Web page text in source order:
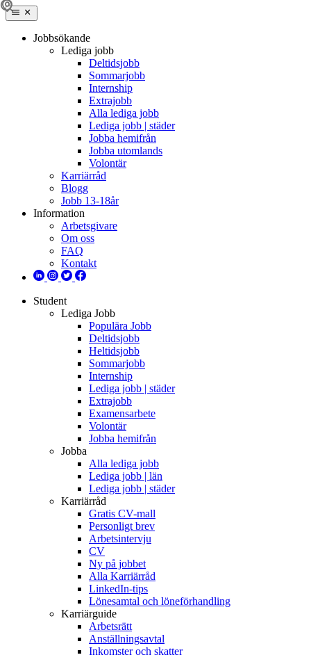
Jobbsökande
Lediga jobb
Deltidsjobb
Sommarjobb
Internship
Extrajobb
Alla lediga jobb
Lediga jobb | städer
Jobba hemifrån
Jobba utomlands
Volontär
Karriärråd
Blogg
Jobb 13-18år
Information
Arbetsgivare
Om oss
FAQ
Kontakt
Student
Lediga Jobb
Populära Jobb
Deltidsjobb
Heltidsjobb
Sommarjobb
Internship
Lediga jobb | städer
Extrajobb
Examensarbete
Volontär
Jobba hemifrån
Jobba
Alla lediga jobb
Lediga jobb | län
Lediga jobb | städer
Karriärråd
Gratis CV-mall
Personligt brev
Arbetsintervju
CV
Ny på jobbet
Alla Karriärråd
LinkedIn-tips
Lönesamtal och löneförhandling
Karriärguide
Arbetsrätt
Anställningsavtal
Inkomster och skatter